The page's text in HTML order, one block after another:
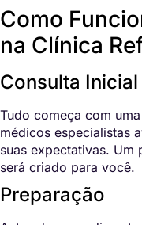
Como
na Clínica
Consulta Inicial
Tudo começa com
médicos especialistas
suas expectativas. Um
será criado para você.
Preparação